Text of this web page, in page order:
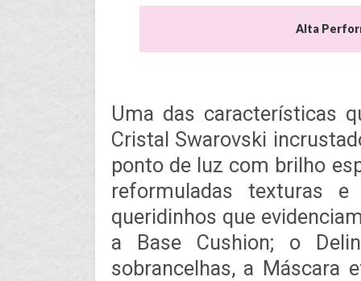
Alta
Uma das características
Cristal Swarovski
ponto de luz com brilho
reformuladas texturas e
queridinhos que
a Base Cushion; o
sobrancelhas, a Máscara